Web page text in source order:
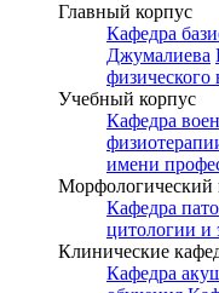
Главный корпус
Кафедра
Джумалиева
физического
Учебный корпус
Кафедра
имени
Морфологический
Кафедра
цитологии и
Клинические
Кафедра